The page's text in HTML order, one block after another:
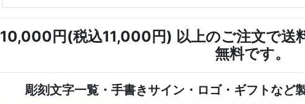
10,000円(税込11,000円) 以上のご注文で送
無料です。
彫刻文字一覧・手書きサイン・ロゴ・ギフトなど